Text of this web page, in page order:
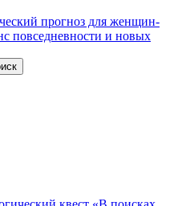
прогноз для женщин-
повседневности и новых